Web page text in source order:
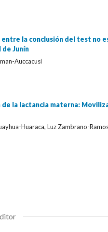
entre la conclusión del test no
de Junín
Auccacusi
de la lactancia materna:
Huaraca, Luz Zambrano-